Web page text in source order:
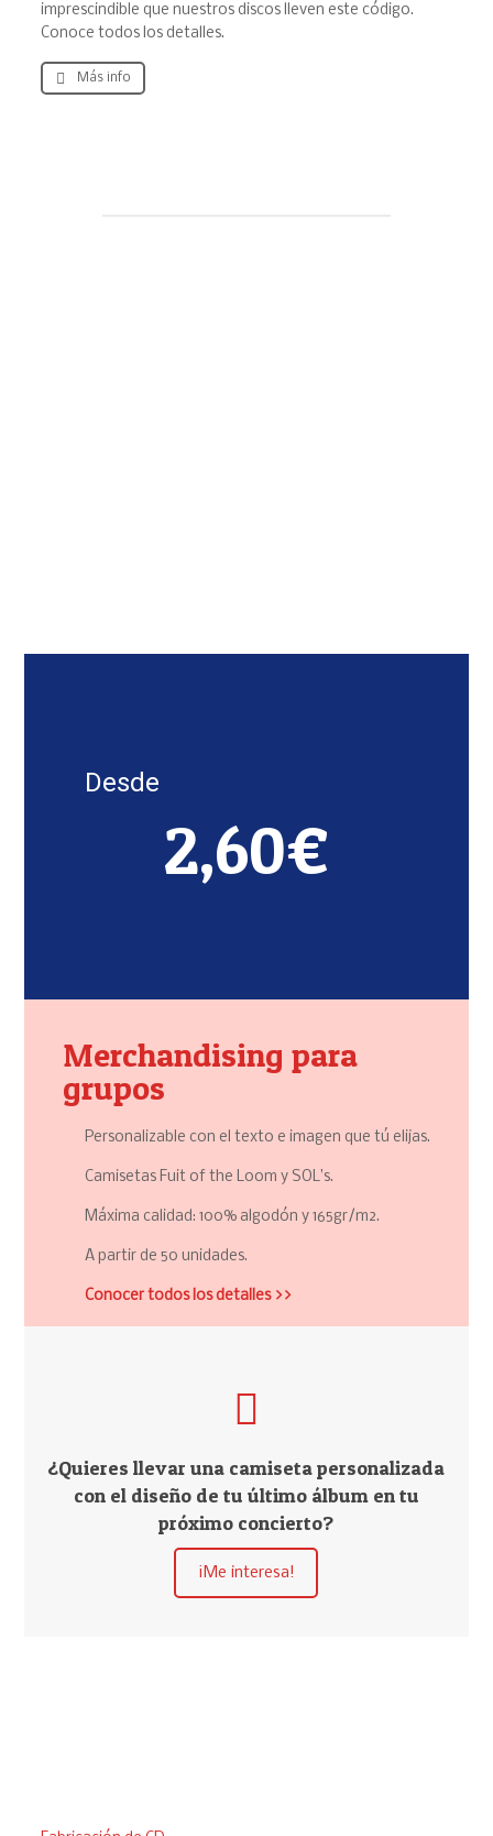
imprescindible que nuestros discos lleven este código.
Conoce todos los detalles.
Más info
Desde
2,60€
Merchandising para
grupos
Personalizable con el texto e imagen que tú elijas.
Camisetas Fuit of the Loom y SOL’s.
Máxima calidad: 100% algodón y 165gr/m2.
A partir de 50 unidades.
Conocer todos los detalles >>
¿Quieres llevar una camiseta personalizada
con el diseño de tu último álbum en tu
próximo concierto?
¡Me interesa!